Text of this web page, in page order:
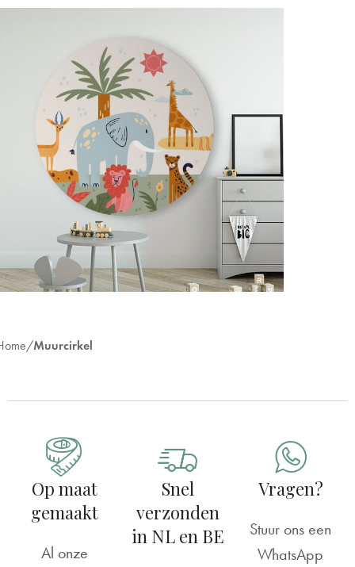
Muurcirkel
Op maat
gemaakt
Al onze
Snel
verzonden
in NL en BE
Vragen?
Stuur ons een
WhatsApp